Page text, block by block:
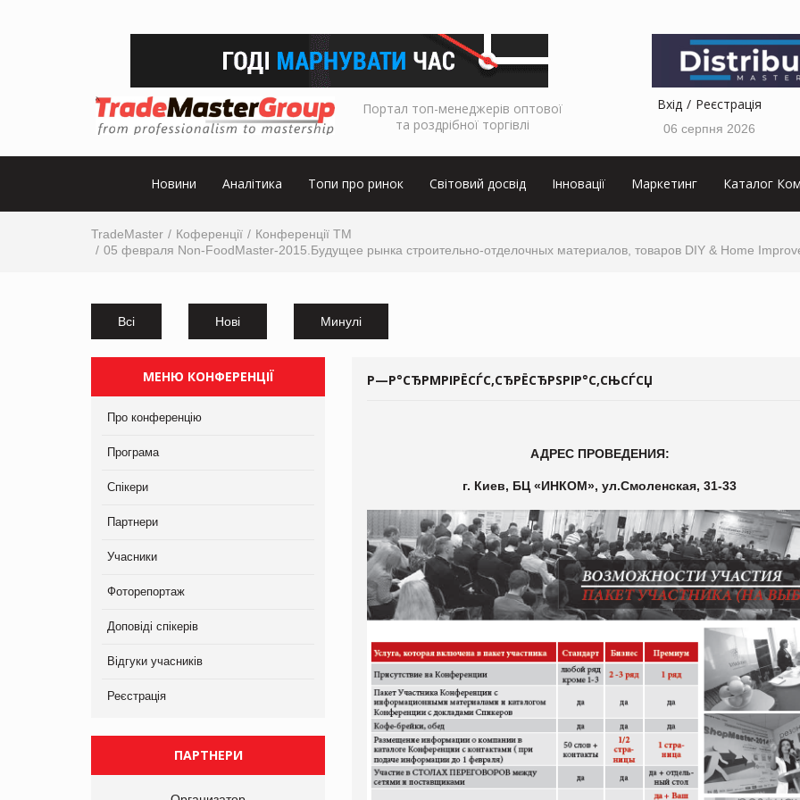
Портал топ-менеджерів оптової
та роздрібної торгівлі
Вхід Реєстрація
06 серпня 2026
Новини Аналітика Топи про ринок Світовий досвід Інновації Маркетинг Каталог
TradeMaster Коференції
Конференції ТМ
05 февраля Non-FoodMaster-2015.Будущее рынка строительно-отделочных материалов, товаров DIY & Home
Всі Нові Минулі
МЕНЮ КОНФЕРЕНЦІЇ
Про конференцію
Програма
Спікери
Партнери
Учасники
Фоторепортаж
Доповіді спікерів
Відгуки учасників
Реєстрація
ПАРТНЕРИ
Р—Р°СЂРΜРІРЁСЃС‚СЂРЁСЂРЅРІР°С‚СЊСЃСЏ
АДРЕС ПРОВЕДЕНИЯ:
г. Киев, БЦ «ИНКОМ», ул.Смоленская, 31-33